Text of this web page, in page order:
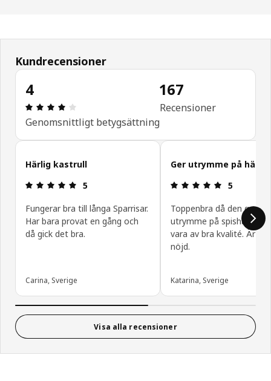
Kundrecensioner
4
Recension: 4 / 5 stjärnor. Totalt antal
Genomsnittligt betygsättning
167
Recensioner
Hoppa över kundrecensioner
Härlig kastrull
Recension: 5 / 5 stjärnor.
5
Fungerar bra till långa Sparrisar.
Har bara provat en gång och
då gick det bra.
Carina, Sverige
Ger utrymme på hällen
5
Toppenbra då den ger
utrymme på spishäll.
vara av bra kvalité. Är
nöjd.
Katarina, Sverige
Visa alla recensioner